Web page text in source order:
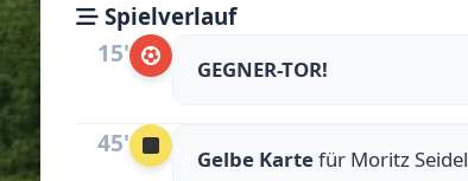
Spielverlauf
15'
GEGNER-TOR!
45'
Gelbe Kartefür Moritz Seidel